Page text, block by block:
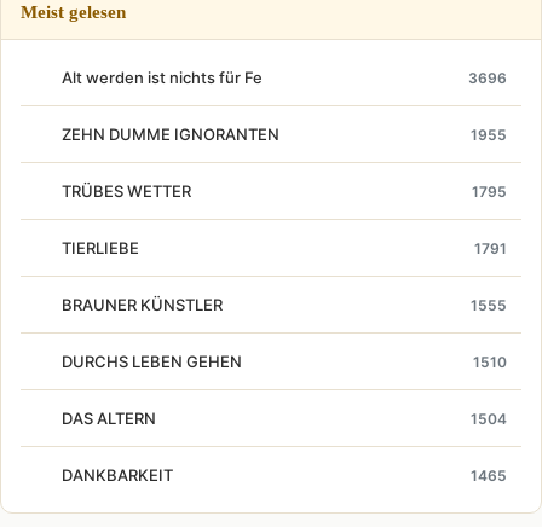
Meist gelesen
Alt werden ist nichts für Fe 3696
ZEHN DUMME IGNORANTEN 1955
TRÜBES WETTER 1795
TIERLIEBE 1791
BRAUNER KÜNSTLER 1555
DURCHS LEBEN GEHEN 1510
DAS ALTERN 1504
DANKBARKEIT 1465